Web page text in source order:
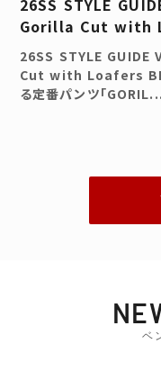
26SS STYLE
Gorilla Cut with
26SS STYLE
Cut with Loafers
る定番パンツ「GORIL...
ベ